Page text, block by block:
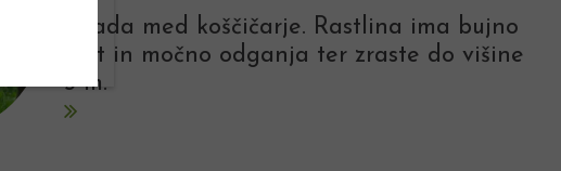
Spada med koščičarje. Rastlina ima bujno
rast in močno odganja ter zraste do višine
5 m.